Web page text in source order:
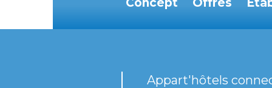
Appart'hôtels